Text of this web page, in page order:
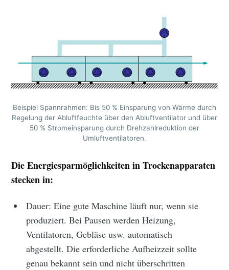
Beispiel Spannrahmen: Bis 50 % Einsparung von Wärme durch
Regelung der Abluftfeuchte über den Abluftventilator und über
50 % Stromeinsparung durch Drehzahlreduktion der
Umluftventilatoren.
Die Energiesparmöglichkeiten in Trockenapparaten
stecken in:
Dauer: Eine gute Maschine läuft nur, wenn sie
produziert. Bei Pausen werden Heizung,
Ventilatoren, Gebläse usw. automatisch
abgestellt. Die erforderliche Aufheizzeit sollte
genau bekannt sein und nicht überschritten